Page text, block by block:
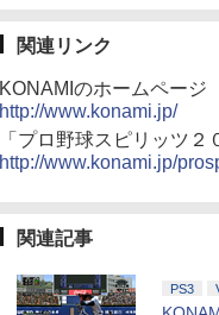
関連リンク
KONAMIのホームページ
http://www.konami.jp/
「プロ野球スピリッツ２
http://www.konami.jp/
関連記事
PS3